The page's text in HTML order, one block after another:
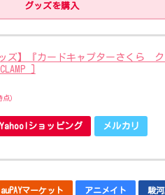
グッズを購入
ズ】『カードキャプターさくら
]
）
Yahoo!ショッピング メルカリ
auPAYマーケット アニメイト 駿